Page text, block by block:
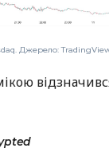
Джерело: